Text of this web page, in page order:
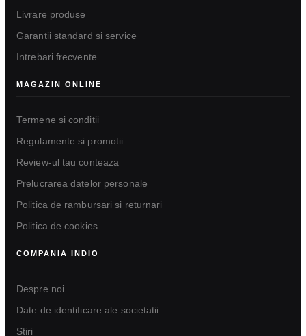
Livrare produse
Garantii standard si service
Intrebari frecvente
MAGAZIN ONLINE
Termene si conditii
Regulamente si promotii
Review-ul tau conteaza
Prelucrarea datelor personale
Politica de rambursari si returnari
Politica de cookies
COMPANIA INDIO
Despre noi
Date de identificare ale societatii
Stiri